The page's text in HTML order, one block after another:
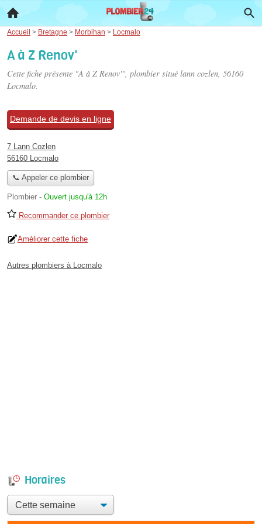
Accueil > Bretagne > Morbihan > Locmalo
A à Z Renov'
Cette fiche présente "A à Z Renov'", plombier situé lann cozlen, 56160
Locmalo.
Demande de devis en ligne
7 Lann Cozlen
56160 Locmalo
📞 Appeler ce plombier
Plombier - Ouvert jusqu'à 12h
Recommander ce plombier
Améliorer cette fiche
Autres plombiers à Locmalo
Horaires